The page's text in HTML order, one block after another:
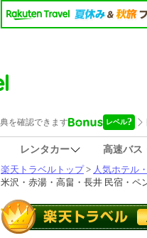
レンタカー 高速バス
楽天トラベルトップ> 人気ホテル
米沢・赤湯・高畠・長井 民宿・ペ